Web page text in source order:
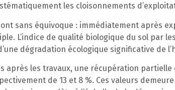
les cloisonnements
sans équivoque : immédiatement après
L’indice de qualité biologique du sol par
dégradation écologique significative de
après les travaux, une récupération
de 13 et 8 %. Ces valeurs